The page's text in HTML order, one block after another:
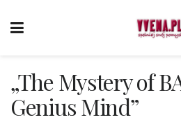
„The Mystery of
Genius Mind”